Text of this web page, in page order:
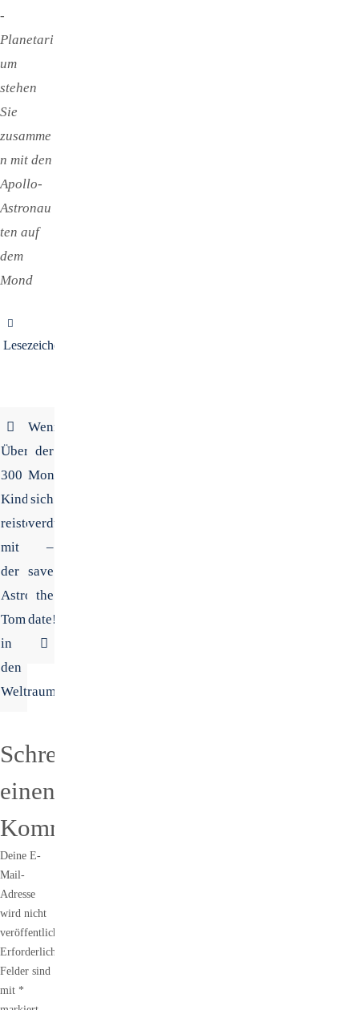
-
Planetari
um
stehen
Sie
zusamme
n mit den
Apollo-
Astronau
ten auf
dem
Mond
Lesezeichen
Über
300
Kinder
reisten
mit
der
Astromaus
Tom
in
den
Weltraum
Wenn
der
Mond
sich
verdunkelt
–
save
the
date!
Schreibe
einen
Kommentar
Deine E-
Mail-
Adresse
wird nicht
veröffentlicht.
Erforderliche
Felder sind
mit *